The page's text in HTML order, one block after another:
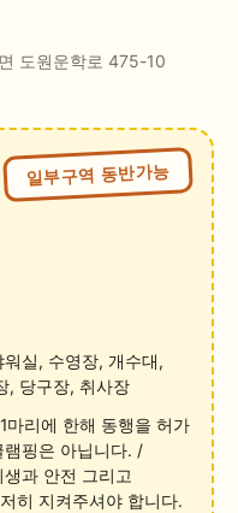
도원운학로 475-10
일부구역 동반가능
실, 수영장, 개수대,
, 당구장, 취사장
마리에 한해 동행을 허가
핑은 아닙니다. /
과 안전 그리고
히 지켜주셔야 합니다.